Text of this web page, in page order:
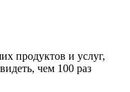
продуктов и услуг,
чем 100 раз